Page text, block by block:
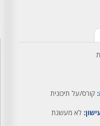
קורס/על תיכונית
לא מעשנת